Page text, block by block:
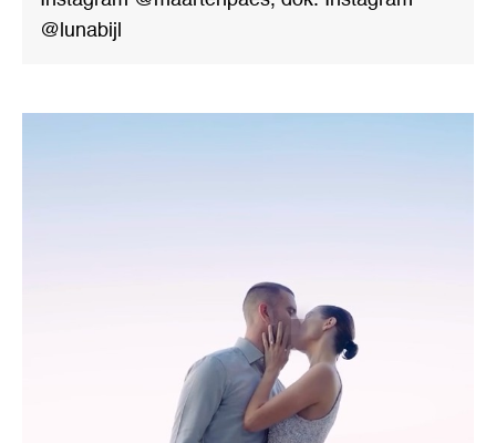
@lunabijl